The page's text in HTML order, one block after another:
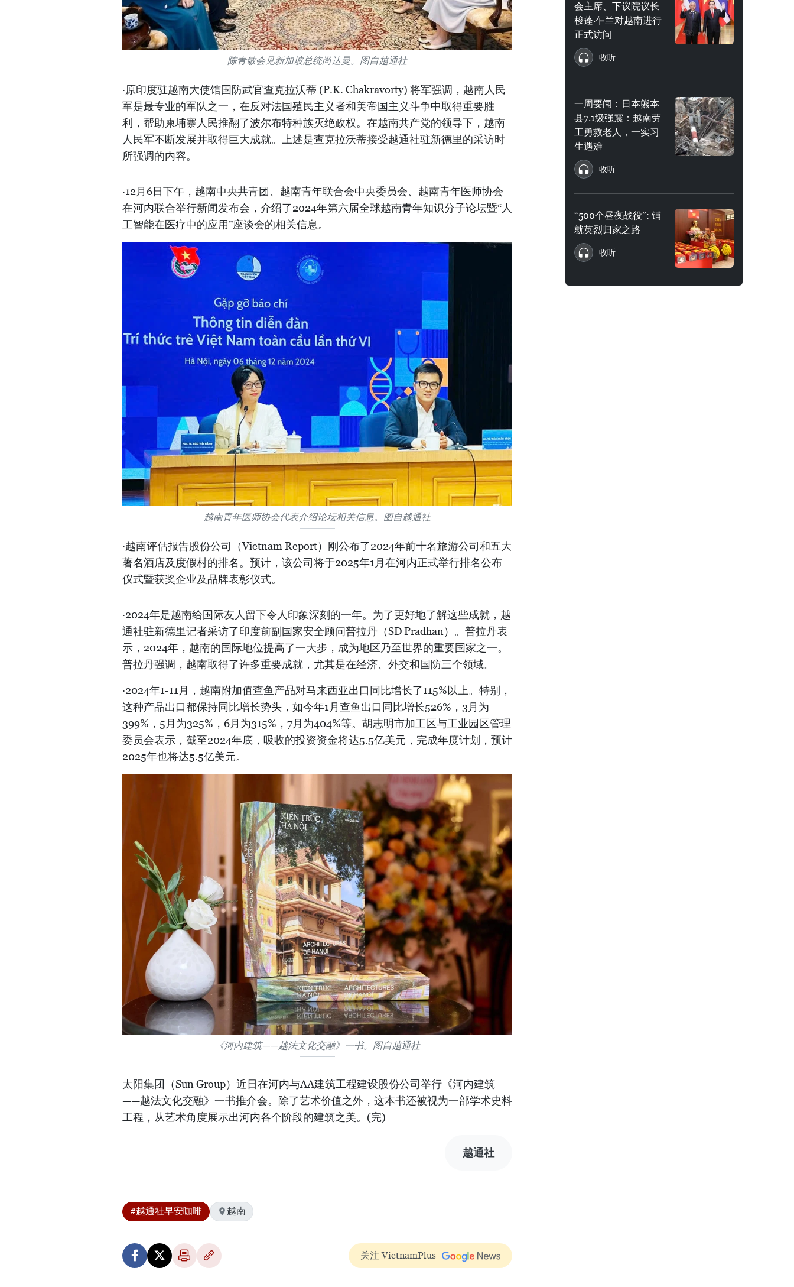
陈青敏会见新加坡总统尚达曼。图自越通社
·原印度驻越南大使馆国防武官查克拉沃蒂 (P.K. Chakravorty) 将军强调，越南人民
军是最专业的军队之一，在反对法国殖民主义者和美帝国主义斗争中取得重要胜
利，帮助柬埔寨人民推翻了波尔布特种族灭绝政权。在越南共产党的领导下，越南
人民军不断发展并取得巨大成就。上述是查克拉沃蒂接受越通社驻新德里的采访时
所强调的内容。
·12月6日下午，越南中央共青团、越南青年联合会中央委员会、越南青年医师协会
在河内联合举行新闻发布会，介绍了2024年第六届全球越南青年知识分子论坛暨“人
工智能在医疗中的应用”座谈会的相关信息。
越南青年医师协会代表介绍论坛相关信息。图自越通社
·越南评估报告股份公司（Vietnam Report）刚公布了2024年前十名旅游公司和五大
著名酒店及度假村的排名。预计，该公司将于2025年1月在河内正式举行排名公布
仪式暨获奖企业及品牌表彰仪式。
·2024年是越南给国际友人留下令人印象深刻的一年。为了更好地了解这些成就，越
通社驻新德里记者采访了印度前副国家安全顾问普拉丹（SD Pradhan）。普拉丹表
示，2024年，越南的国际地位提高了一大步，成为地区乃至世界的重要国家之一。
普拉丹强调，越南取得了许多重要成就，尤其是在经济、外交和国防三个领域。
·2024年1-11月，越南附加值查鱼产品对马来西亚出口同比增长了115%以上。特别，
这种产品出口都保持同比增长势头，如今年1月查鱼出口同比增长526%，3月为
399%，5月为325%，6月为315%，7月为404%等。胡志明市加工区与工业园区管理
委员会表示，截至2024年底，吸收的投资资金将达5.5亿美元，完成年度计划，预计
2025年也将达5.5亿美元。
《河内建筑——越法文化交融》一书。图自越通社
太阳集团（Sun Group）近日在河内与AA建筑工程建设股份公司举行《河内建筑
——越法文化交融》一书推介会。除了艺术价值之外，这本书还被视为一部学术史料
工程，从艺术角度展示出河内各个阶段的建筑之美。(完)
越通社
#越通社早安咖啡 越南
关注 VietnamPlus
会主席、下议院议长
梭蓬·乍兰对越南进行
正式访问
收听
一周要闻：日本熊本
县7.1级强震：越南劳
工勇救老人，一实习
生遇难
收听
“500个昼夜战役”: 铺
就英烈归家之路
收听